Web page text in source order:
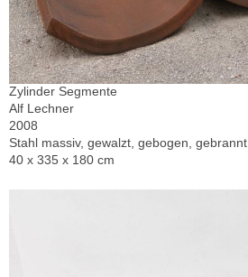
Zylinder Segmente
Alf Lechner
2008
Stahl massiv, gewalzt, gebogen, gebrannt
40 x 335 x 180 cm